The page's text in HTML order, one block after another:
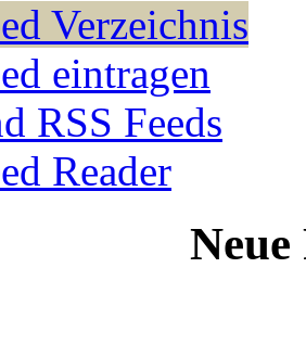
Verzeichnis
eintragen
RSS Feeds
Reader
Neue